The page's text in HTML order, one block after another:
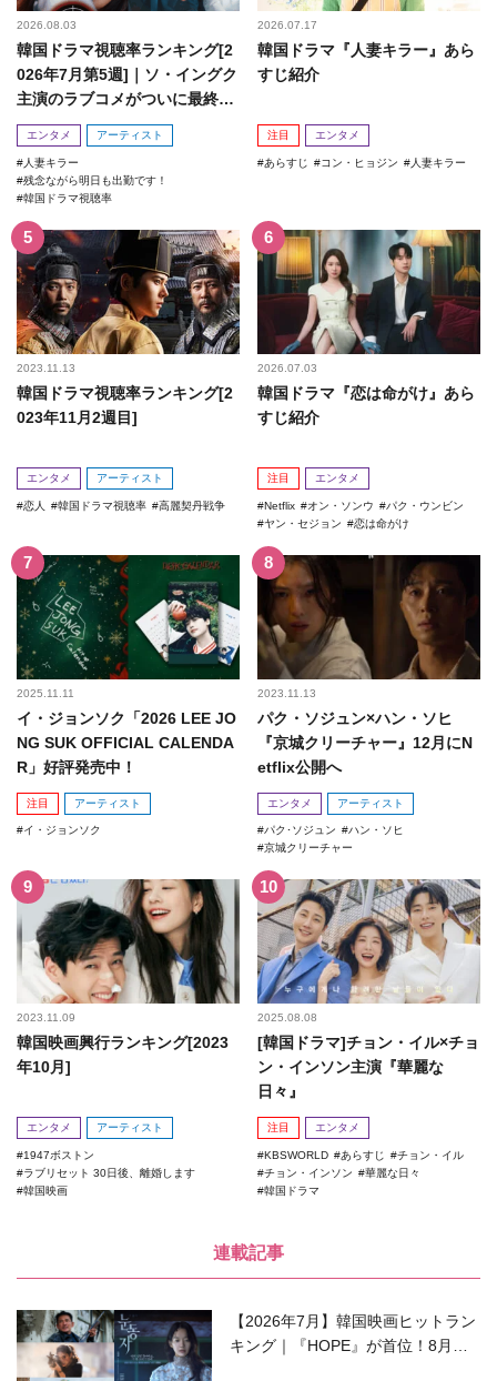
2026.08.03
韓国ドラマ視聴率ランキング[2
026年7月第5週]｜ソ・イングク
主演のラブコメがついに最終
回！
エンタメ アーティスト
人妻キラー
残念ながら明日も出勤です！
韓国ドラマ視聴率
2026.07.17
韓国ドラマ『人妻キラー』あら
すじ紹介
注目 エンタメ
あらすじ コン・ヒョジン 人妻キラー
2023.11.13
韓国ドラマ視聴率ランキング[2
023年11月2週目]
エンタメ アーティスト
恋人 韓国ドラマ視聴率 高麗契丹戦争
2026.07.03
韓国ドラマ『恋は命がけ』あら
すじ紹介
注目 エンタメ
Netflix オン・ソンウ
パク・ウンビン
ヤン・セジョン
恋は命がけ
2025.11.11
イ・ジョンソク「2026 LEE JO
NG SUK OFFICIAL CALENDA
R」好評発売中！
注目 アーティスト
イ・ジョンソク
2023.11.13
パク・ソジュン×ハン・ソヒ
『京城クリーチャー』12月にN
etflix公開へ
エンタメ アーティスト
パク･ソジュン
ハン・ソヒ
京城クリーチャー
2023.11.09
韓国映画興行ランキング[2023
年10月]
エンタメ アーティスト
1947ボストン
ラブリセット 30日後、離婚します
韓国映画
2025.08.08
[韓国ドラマ]チョン・イル×チョ
ン・インソン主演『華麗な
日々』
注目 エンタメ
KBSWORLD あらすじ
チョン・イル
チョン・インソン
華麗な日々
韓国ドラマ
連載記事
【2026年7月】韓国映画ヒットラン
キング｜『HOPE』が首位！8月公